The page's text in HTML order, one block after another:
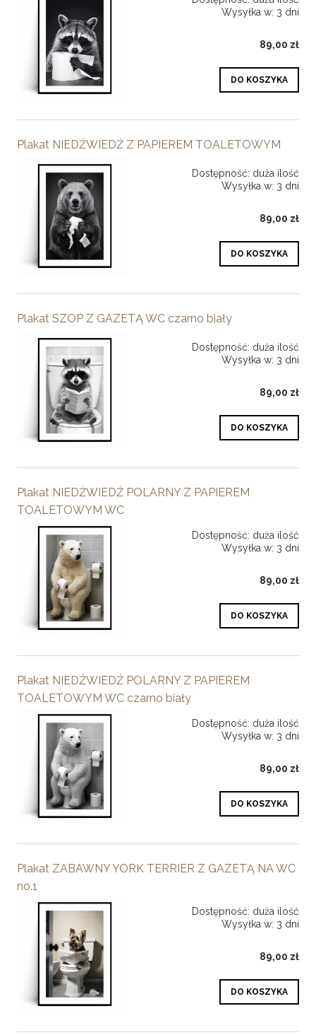
Wysyłka w: 3 dni
89,00 zł
DO KOSZYKA
Plakat NIEDŹWIEDŹ Z PAPIEREM TOALETOWYM
Dostępność: duża ilość
Wysyłka w: 3 dni
89,00 zł
DO KOSZYKA
Plakat SZOP Z GAZETĄ WC czarno biały
Dostępność: duża ilość
Wysyłka w: 3 dni
89,00 zł
DO KOSZYKA
Plakat NIEDŹWIEDŹ POLARNY Z PAPIEREM
TOALETOWYM WC
Dostępność: duża ilość
Wysyłka w: 3 dni
89,00 zł
DO KOSZYKA
Plakat NIEDŹWIEDŹ POLARNY Z PAPIEREM
TOALETOWYM WC czarno biały
Dostępność: duża ilość
Wysyłka w: 3 dni
89,00 zł
DO KOSZYKA
Plakat ZABAWNY YORK TERRIER Z GAZETĄ NA WC
no.1
Dostępność: duża ilość
Wysyłka w: 3 dni
89,00 zł
DO KOSZYKA